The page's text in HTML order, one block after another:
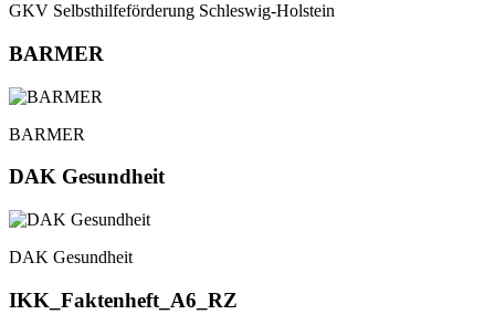
GKV Selbsthilfeförderung Schleswig-Holstein
BARMER
BARMER
DAK Gesundheit
DAK Gesundheit
IKK_Faktenheft_A6_RZ